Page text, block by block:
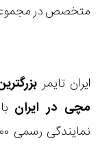
متخصص در مجموعه
ایران تایمر
مچی در ایران
نمایندگی رسمی ۳۰۰ برند جهانی است و توانسته ایم